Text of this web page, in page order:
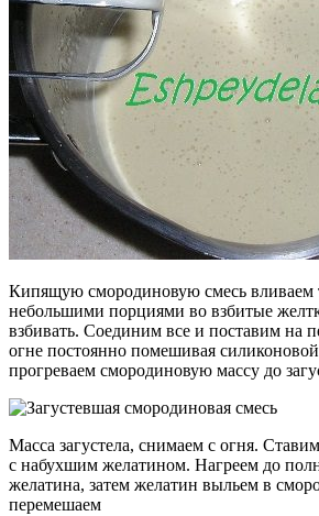
Кипящую смородиновую смесь вливаем
небольшими порциями во взбитые
взбивать. Соединим все и поставим на
огне постоянно помешивая
прогреваем смородиновую массу до
Масса загустела, снимаем с огня.
с набухшим желатином. Нагреем до
желатина, затем желатин выльем в
перемешаем